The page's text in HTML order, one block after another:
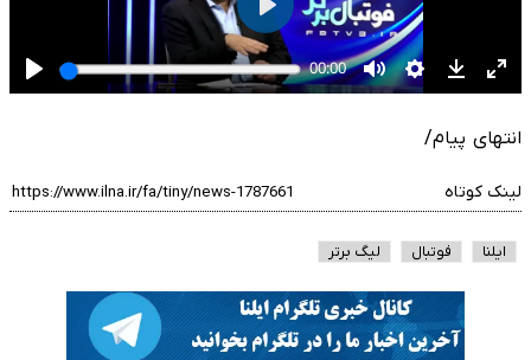
انتهای پیام/
لینک کوتاه
ایلنا فوتبال لیگ برتر